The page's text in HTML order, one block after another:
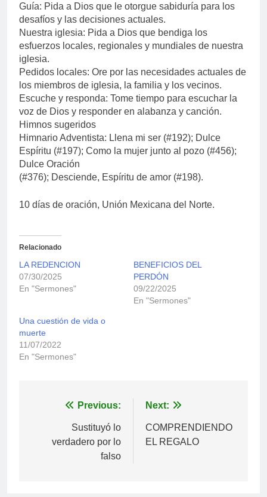
Guía: Pida a Dios que le otorgue sabiduría para los
desafíos y las decisiones actuales.
Nuestra iglesia: Pida a Dios que bendiga los
esfuerzos locales, regionales y mundiales de nuestra
iglesia.
Pedidos locales: Ore por las necesidades actuales de
los miembros de iglesia, la familia y los vecinos.
Escuche y responda: Tome tiempo para escuchar la
voz de Dios y responder en alabanza y canción.
Himnos sugeridos
Himnario Adventista: Llena mi ser (#192); Dulce
Espíritu (#197); Como la mujer junto al pozo (#456);
Dulce Oración
(#376); Desciende, Espíritu de amor (#198).
10 días de oración, Unión Mexicana del Norte.
Relacionado
LA REDENCION
07/30/2025
En "Sermones"
BENEFICIOS DEL
PERDÓN
09/22/2025
En "Sermones"
Una cuestión de vida o
muerte
11/07/2022
En "Sermones"
Navegación
Previous:
Sustituyó lo
verdadero por lo
falso
Next:
COMPRENDIENDO
EL REGALO